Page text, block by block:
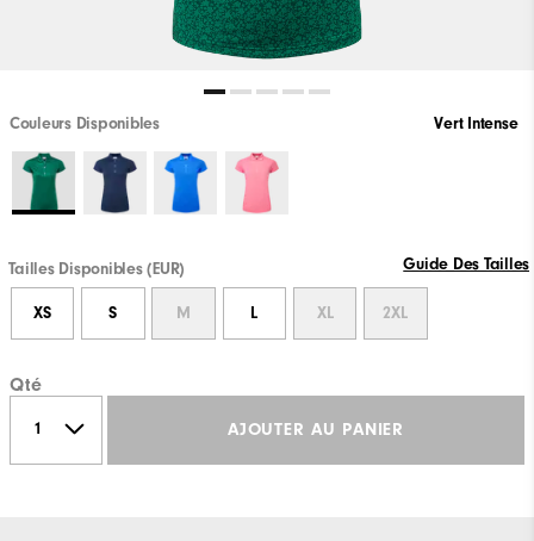
Couleurs Disponibles Vert Intense
Tailles Disponibles (EUR) Guide Des Tailles
XS S M L XL 2XL
Qté
AJOUTER AU PANIER